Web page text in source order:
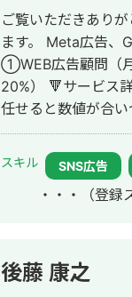
ジ・LP制作事業 LINE（無料相談をご希望の方） https://s.lmes.jp/landing-
qr/2000788262-
https://tosoma.co.jp 無料で相談も受け付けています。 興味がある方は
でお気軽にご連絡
ご覧いただきあり
ます。 Meta広告、
①WEB広告顧問（
20%） 🔻サービス詳細 ①WEB広告顧問（月額5万円） こちらは広告代理店に
任せると数値が合
れている企業様向けです。 基本的にはチャットにてサポ
す。 質問例 ・今出稿している業種のCPAの相場感 ・配信設定についての相談
・CRの添削 ・LPの添削 など。 ②WEB広告
20%） 費用は月間広告費により2パターンに分かれます。 月間広告費100万円
容はこちらです。
調整 ・画像クリエ
スキル SNS広告
・・・ （登録
後藤 康之